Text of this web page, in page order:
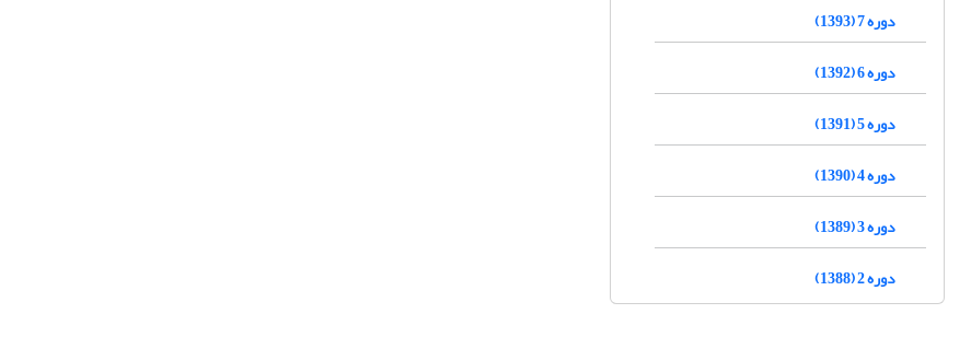
دوره 7 (1393)
دوره 6 (1392)
دوره 5 (1391)
دوره 4 (1390)
دوره 3 (1389)
دوره 2 (1388)